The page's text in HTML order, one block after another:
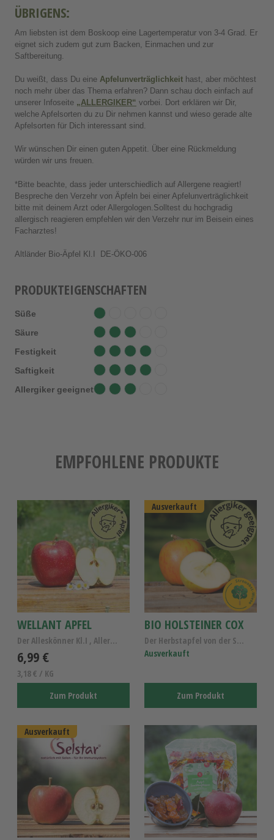
PRODUKTEIGENSCHAFTEN
Süße
Säure
Festigkeit
Saftigkeit
Allergiker geeignet
ÜBRIGENS:
Am liebsten ist dem Boskoop eine Lagertemperatur von 3-4 Grad. Er
eignet sich zudem gut zum Backen, Einmachen und zur
Saftbereitung.
Du weißt, dass Du eine Apfelunverträglichkeit hast, aber möchtest
noch mehr über das Thema erfahren? Dann schau doch einfach auf
unserer Infoseite „ALLERGIKER“ vorbei. Dort erklären wir Dir,
welche Apfelsorten du zu Dir nehmen kannst und wieso gerade alte
Apfelsorten für Dich interessant sind.
Wir wünschen Dir einen guten Appetit. Über eine Rückmeldung
würden wir uns freuen.
*Bitte beachte, dass jeder unterschiedlich auf Allergene reagiert!
Bespreche den Verzehr von Äpfeln bei einer Apfelunverträglichkeit
bitte mit deinem Arzt oder Allergologen.Solltest du hochgradig
allergisch reagieren empfehlen wir den Verzehr nur im Beisein eines
Facharztes!
Altländer Bio-Äpfel Kl.I DE-ÖKO-006
EMPFOHLENE PRODUKTE
WELLANT APFEL
Der Alleskönner Kl.I , Allergiker Apfel Wellant
6,99 €
3,18 € / KG
Zum Produkt
Ausverkauft
BIO HOLSTEINER COX
Der Herbstapfel von der Streuobstwiese - Bio Apfel...
Ausverkauft
Zum Produkt
Ausverkauft